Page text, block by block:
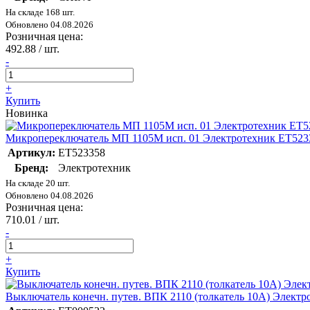
На складе 168 шт.
Обновлено 04.08.2026
Розничная цена:
492.88 / шт.
-
+
Купить
Новинка
Микропереключатель МП 1105М исп. 01 Электротехник
Артикул: ET523358
Бренд:
Электротехник
На складе 20 шт.
Обновлено 04.08.2026
Розничная цена:
710.01 / шт.
-
+
Купить
Выключатель конечн. путев. ВПК 2110 (толкатель 10A)